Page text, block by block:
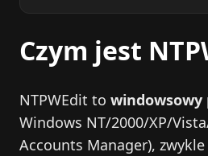
Czym jest
NTPWEdit to
Windows NT/2000/XP/
Accounts Manager),